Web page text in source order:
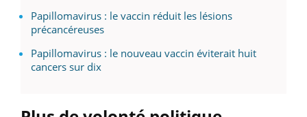
Papillomavirus : le vaccin réduit les lésions
précancéreuses
Papillomavirus : le nouveau vaccin éviterait huit
cancers sur dix